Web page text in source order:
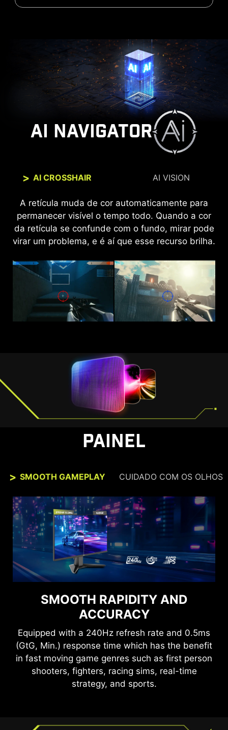
AI NAVIGATOR
AI CROSSHAIR AI VISION
A retícula muda de cor automaticamente para
permanecer visível o tempo todo. Quando a cor
da retícula se confunde com o fundo, mirar pode
virar um problema, e é aí que esse recurso brilha.
A nova tecnologia AI Vision não apenas revela
detalhes em áreas escuras, como também
aprimora o brilho geral e intensifica as cores,
trazendo mais vida para o seu dia a dia.
AI VISION DESATIVADO AI VISION ATIVADO
PAINEL
SMOOTH GAMEPLAY CUIDADO COM OS OLHOS
SMOOTH RAPIDITY AND
ACCURACY
Equipped with a 240Hz refresh rate and 0.5ms
(GtG, Min.) response time which has the benefit
in fast moving game genres such as first person
shooters, fighters, racing sims, real-time
strategy, and sports.
CONFORTO
As tecnologias Anti-flicker e Less Blue Light
proporcionam uma experiência extremamente
confortável aos olhos, reduzindo a cintilação e
emitindo níveis reduzidos de luz azul. Diga não à
fadiga ocular nas jogatinas prolongadas.